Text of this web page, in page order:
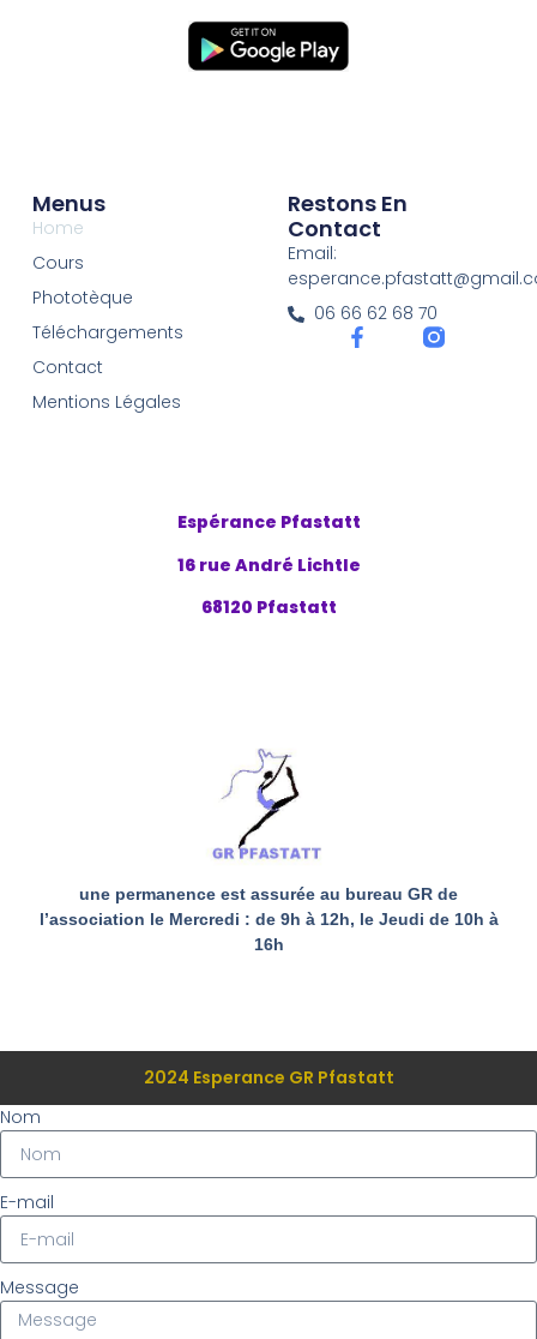
une permanence est assurée au bureau GR de
l’association le Mercredi : de 9h à 12h, le Jeudi de 10h à
16h
Menus
Home
Cours
Phototèque
Téléchargements
Contact
Mentions Légales
Restons En
Contact
Email:
06 66 62 68 70
Espérance Pfastatt
16 rue André Lichtle
68120 Pfastatt
2024 Esperance GR Pfastatt
Nom
E-mail
Message